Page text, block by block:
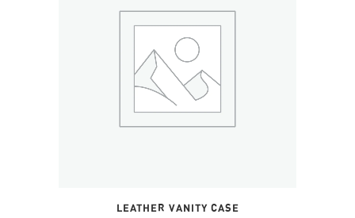
LEATHER VANITY CASE